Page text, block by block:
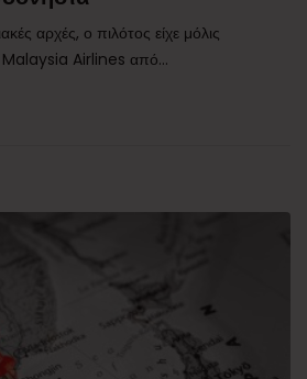
αρχές, ο πιλότος είχε μόλις
Malaysia Airlines από...